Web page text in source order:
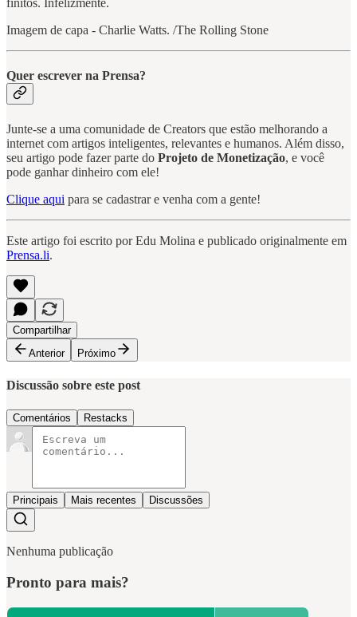
finitos. Infelizmente.
Imagem de capa - Charlie Watts. /The Rolling Stone
Quer escrever na Prensa?
Junte-se a uma comunidade de Creators que estão melhorando a
internet com artigos inteligentes, relevantes e humanos. Além disso,
seu artigo pode fazer parte do Projeto de Monetização, e você
pode ganhar dinheiro com ele!
Clique aqui para se cadastrar e venha com a gente!
Este artigo foi escrito por Edu Molina e publicado originalmente em
Prensa.li.
Compartilhar
Anterior
Próximo
Discussão sobre este post
Comentários Restacks
Principais Mais recentes Discussões
Nenhuma publicação
Pronto para mais?